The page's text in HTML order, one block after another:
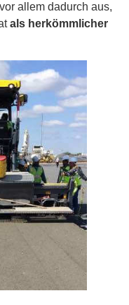
allem dadurch aus,
als herkömmlicher